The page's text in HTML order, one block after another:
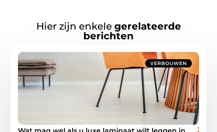
Hier zijn enkele gerelateerde
berichten
VERBOUWEN